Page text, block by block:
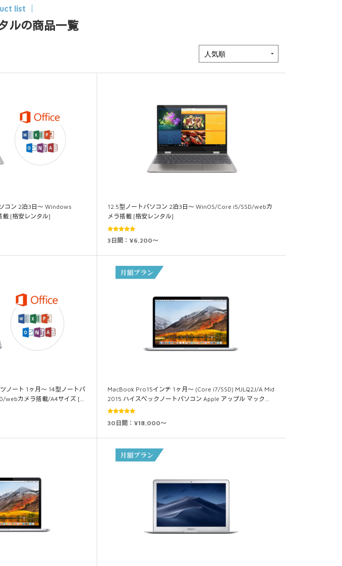
list
ルの商品一覧
コン 2泊3日～ Windows
[格安レンタル]
12.5型ノートパソコン 2泊3日～ WinOS/Core i5/SSD/webカ
メラ搭載 [格安レンタル]
5段階中
3日間：¥6,200～
ノート 1ヶ月～ 14型ノートパ
webカメラ搭載/A4サイズ […
MacBook Pro15インチ 1ヶ月～ (Core i7/SSD) MJLQ2J/A Mid
2015 ハイスペックノートパソコン Apple アップル マック…
5段階中
30日間：¥18,000～